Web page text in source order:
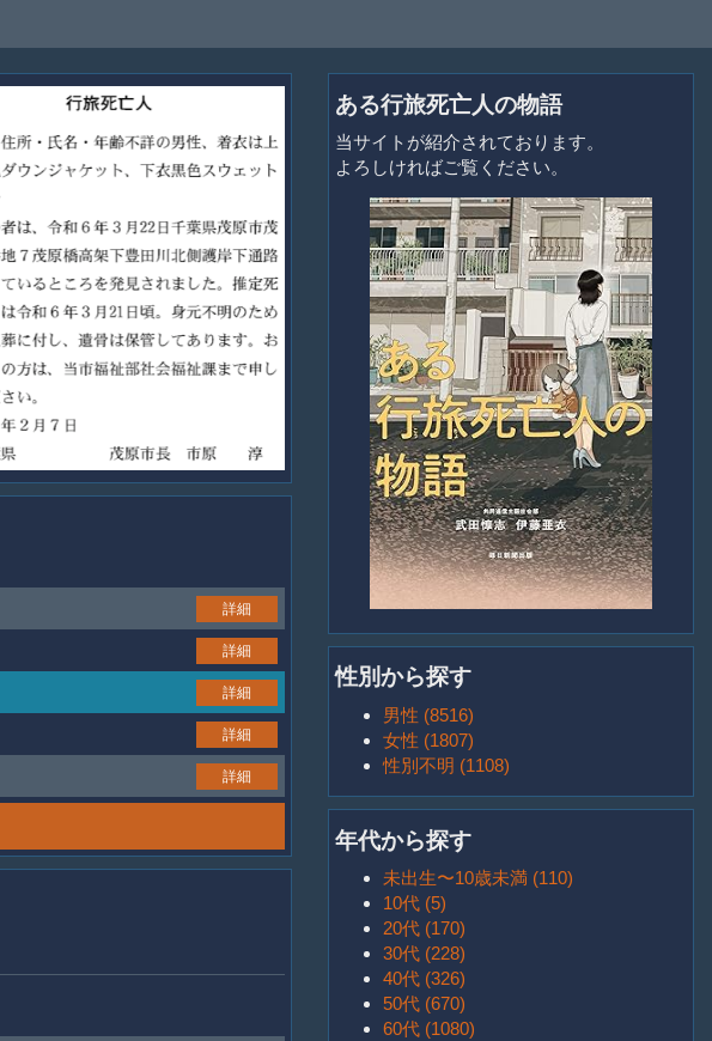
詳細
詳細
詳細
詳細
詳細
ある行旅死亡人の物語
当サイトが紹介されております。
よろしければご覧ください。
性別から探す
男性 (8516)
女性 (1807)
性別不明 (1108)
年代から探す
未出生〜10歳未満 (110)
10代 (5)
20代 (170)
30代 (228)
40代 (326)
50代 (670)
60代 (1080)